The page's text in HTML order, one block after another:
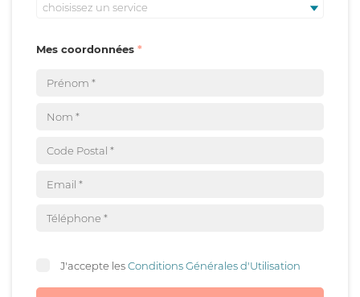
choisissez un service
Mes coordonnées
J'accepte lesConditions Générales d'Utilisation